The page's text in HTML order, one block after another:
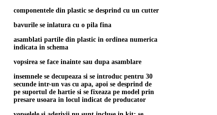
componentele din plastic se desprind cu un cutter
bavurile se inlatura cu o pila fina
asamblati partile din plastic in ordinea numerica
indicata in schema
vopsirea se face inainte sau dupa asamblare
insemnele se decupeaza si se introduc pentru 30
secunde intr-un vas cu apa, apoi se desprind de
pe suportul de hartie si se fixeaza pe model prin
presare usoara in locul indicat de producator